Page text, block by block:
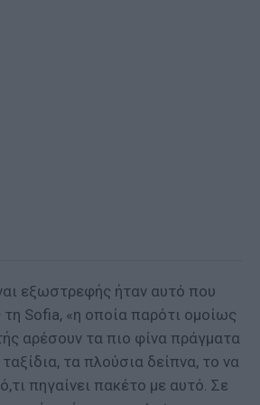
εξωστρεφής ήταν αυτό που
Sofia, «η οποία παρότι ομοίως
αρέσουν τα πιο φίνα πράγματα
τα πλούσια δείπνα, το να
πηγαίνει πακέτο με αυτό. Σε